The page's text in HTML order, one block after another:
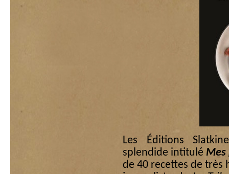
Les Éditions
splendide intitulé Mes
de 40 recettes de très